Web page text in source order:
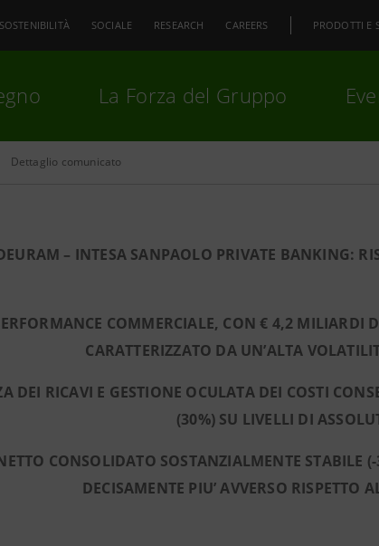
SOSTENIBILITÀ SOCIALE RESEARCH CAREERS PRODOTTI E
La Forza del Gruppo
Dettaglio comunicato
– INTESA SANPAOLO PRIVATE BANKING:
COMMERCIALE, CON € 4,2 MILIARDI
CARATTERIZZATO DA UN’ALTA
DEI RICAVI E GESTIONE OCULATA DEI COSTI
(30%) SU LIVELLI DI
CONSOLIDATO SOSTANZIALMENTE STABILE
DECISAMENTE PIU’ AVVERSO RISPETTO